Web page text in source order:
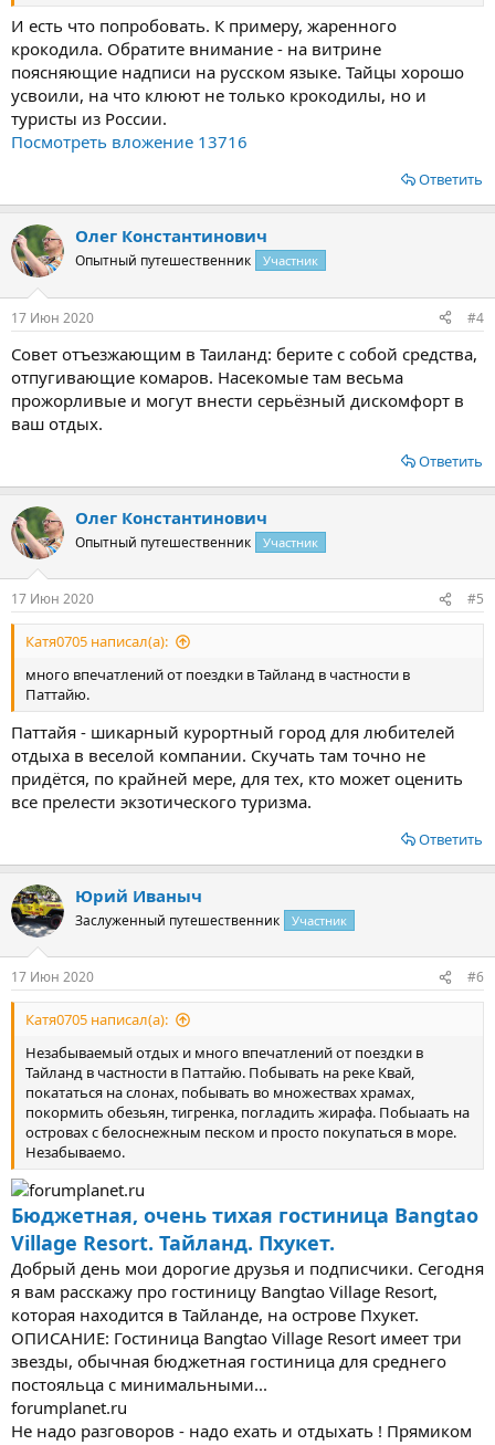
И есть что попробовать. К примеру, жаренного
крокодила. Обратите внимание - на витрине
поясняющие надписи на русском языке. Тайцы хорошо
усвоили, на что клюют не только крокодилы, но и
туристы из России.
Посмотреть вложение 13716
Ответить
Олег Константинович
Опытный путешественник Участник
17 Июн 2020 #4
Совет отъезжающим в Таиланд: берите с собой средства,
отпугивающие комаров. Насекомые там весьма
прожорливые и могут внести серьёзный дискомфорт в
ваш отдых.
Ответить
Олег Константинович
Опытный путешественник Участник
17 Июн 2020 #5
Катя0705 написал(а):
много впечатлений от поездки в Тайланд в частности в
Паттайю.
Паттайя - шикарный курортный город для любителей
отдыха в веселой компании. Скучать там точно не
придётся, по крайней мере, для тех, кто может оценить
все прелести экзотического туризма.
Ответить
Юрий Иваныч
Заслуженный путешественник Участник
17 Июн 2020 #6
Катя0705 написал(а):
Незабываемый отдых и много впечатлений от поездки в
Тайланд в частности в Паттайю. Побывать на реке Квай,
покататься на слонах, побывать во множествах храмах,
покормить обезьян, тигренка, погладить жирафа. Побыаать на
островах с белоснежным песком и просто покупаться в море.
Незабываемо.
Бюджетная, очень тихая гостиница Bangtao
Village Resort. Тайланд. Пхукет.
Добрый день мои дорогие друзья и подписчики. Сегодня
я вам расскажу про гостиницу Bangtao Village Resort,
которая находится в Тайланде, на острове Пхукет.
ОПИСАНИЕ: Гостиница Bangtao Village Resort имеет три
звезды, обычная бюджетная гостиница для среднего
постояльца с минимальными...
forumplanet.ru
Не надо разговоров - надо ехать и отдыхать ! Прямиком